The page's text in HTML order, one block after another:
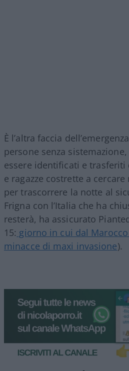
È l’altra faccia
persone senza
essere identificati e
e ragazze costrette a
per trascorrere la notte al
Frigna con l’Italia che ha
resterà, ha assicurato
15: giorno in cui dal
minacce di maxi invasione).